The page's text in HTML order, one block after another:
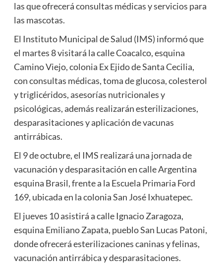
las que ofrecerá consultas médicas y servicios para
las mascotas.
El Instituto Municipal de Salud (IMS) informó que
el martes 8 visitará la calle Coacalco, esquina
Camino Viejo, colonia Ex Ejido de Santa Cecilia,
con consultas médicas, toma de glucosa, colesterol
y triglicéridos, asesorías nutricionales y
psicológicas, además realizarán esterilizaciones,
desparasitaciones y aplicación de vacunas
antirrábicas.
El 9 de octubre, el IMS realizará una jornada de
vacunación y desparasitación en calle Argentina
esquina Brasil, frente a la Escuela Primaria Ford
169, ubicada en la colonia San José Ixhuatepec.
El jueves 10 asistirá a calle Ignacio Zaragoza,
esquina Emiliano Zapata, pueblo San Lucas Patoni,
donde ofrecerá esterilizaciones caninas y felinas,
vacunación antirrábica y desparasitaciones.